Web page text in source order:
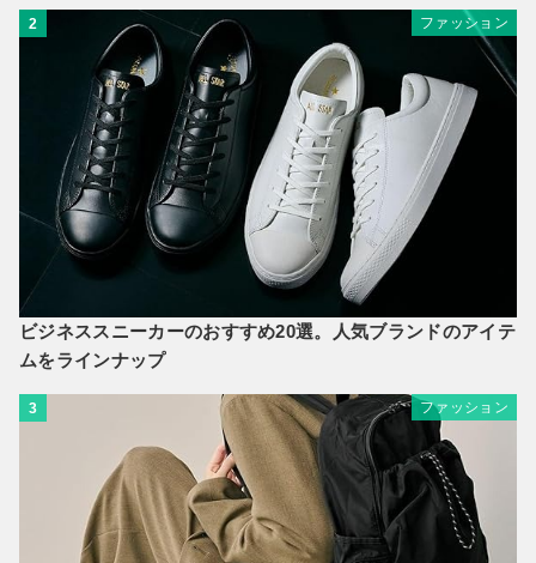
2 ファッション
ビジネススニーカーのおすすめ20選。人気ブランドのアイテ
ムをラインナップ
3 ファッション